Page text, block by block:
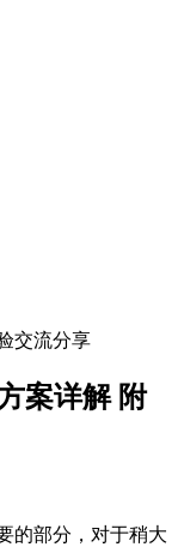
交流分享
案详解 附
部分，对于稍大